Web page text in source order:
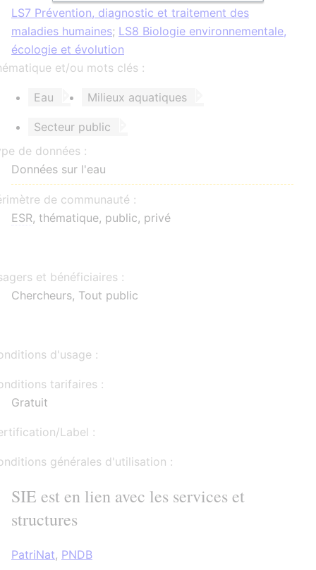
LS7 Prévention, diagnostic et traitement des
maladies humaines; LS8 Biologie environnementale,
écologie et évolution
et/ou mots clés :
Eau Milieux aquatiques
Secteur public
de données :
Données sur l'eau
de communauté :
ESR, thématique, public, privé
et bénéficiaires :
Chercheurs, Tout public
d'usage :
tarifaires :
Gratuit
Label :
générales d'utilisation :
SIE est en lien avec les services et
structures
PatriNat, PNDB